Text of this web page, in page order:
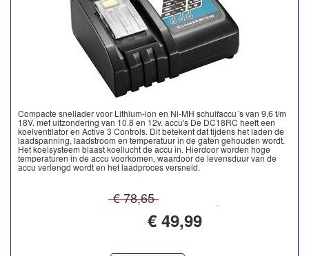
Compacte snellader voor Lithium-ion en Ni-MH schuifaccu´s van 9,6 t/m
18V. met uitzondering van 10.8 en 12v. accu's De DC18RC heeft een
koelventilator en Active 3 Controls. Dit betekent dat tijdens het laden de
laadspanning, laadstroom en temperatuur in de gaten gehouden wordt.
Het koelsysteem blaast koellucht de accu in. Hierdoor worden hoge
temperaturen in de accu voorkomen, waardoor de levensduur van de
accu verlengd wordt en het laadproces versneld.
€ 78,65
€ 49,99